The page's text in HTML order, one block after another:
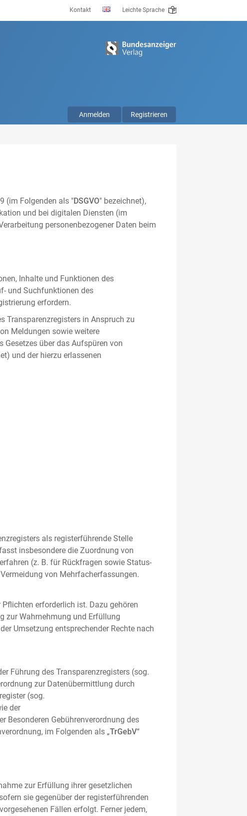
Kontakt Leichte Sprache
Anmelden Registrieren
(im Folgenden als "DSGVO" bezeichnet),
und bei digitalen Diensten (im
personenbezogener Daten beim
Inhalte und Funktionen des
und Suchfunktionen des
erfordern.
Transparenzregisters in Anspruch zu
Meldungen sowie weitere
Gesetzes über das Aufspüren von
und der hierzu erlassenen
als registerführende Stelle
insbesondere die Zuordnung von
(z. B. für Rückfragen sowie Status-
von Mehrfacherfassungen.
erforderlich ist. Dazu gehören
zur Wahrnehmung und Erfüllung
Umsetzung entsprechender Rechte nach
Führung des Transparenzregisters (sog.
zur Datenübermittlung durch
(sog.
der
Besonderen Gebührenverordnung des
im Folgenden als „TrGebV“
zur Erfüllung ihrer gesetzlichen
sie gegenüber der registerführenden
Fällen erfolgt. Ferner jedem,